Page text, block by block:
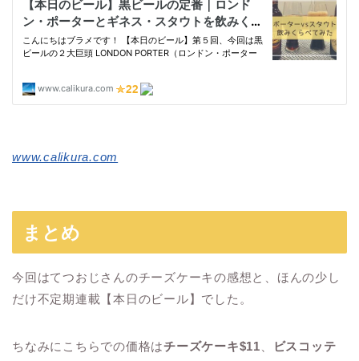
www.calikura.com
まとめ
今回はてつおじさんのチーズケーキの感想と、ほんの少し
だけ不定期連載【本日のビール】でした。
ちなみにこちらでの価格はチーズケーキ$11 ビスコッテ